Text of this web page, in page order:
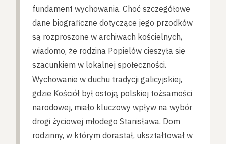
fundament wychowania. Choć szczegółowe
dane biograficzne dotyczące jego przodków
są rozproszone w archiwach kościelnych,
wiadomo, że rodzina Popielów cieszyła się
szacunkiem w lokalnej społeczności.
Wychowanie w duchu tradycji galicyjskiej,
gdzie Kościół był ostoją polskiej tożsamości
narodowej, miało kluczowy wpływ na wybór
drogi życiowej młodego Stanisława. Dom
rodzinny, w którym dorastał, ukształtował w